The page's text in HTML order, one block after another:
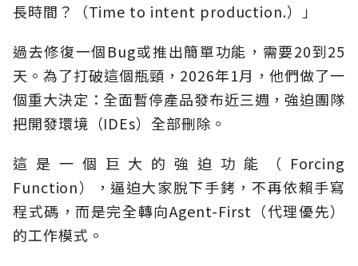
長時間？（Time to intent production.）」
過去修復一個Bug或推出簡單功能，需要20到25
天。為了打破這個瓶頸，2026年1月，他們做了一
個重大決定：全面暫停產品發布近三週，強迫團隊
把開發環境（IDEs）全部刪除。
這是一個巨大的強迫功能（Forcing
Function），逼迫大家脫下手銬，不再依賴手寫
程式碼，而是完全轉向Agent-First（代理優先）
的工作模式。